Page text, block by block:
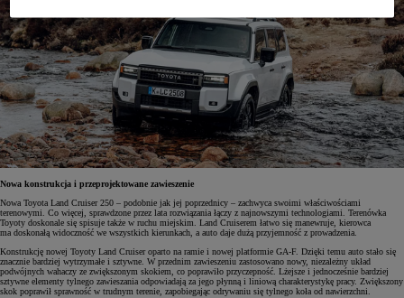
Nowa konstrukcja i przeprojektowane zawieszenie
Nowa Toyota Land Cruiser 250 – podobnie jak jej poprzednicy – zachwyca swoimi właściwościami
terenowymi. Co więcej, sprawdzone przez lata rozwiązania łączy z najnowszymi technologiami. Terenówka
Toyoty doskonale się spisuje także w ruchu miejskim. Land Cruiserem łatwo się manewruje, kierowca
ma doskonałą widoczność we wszystkich kierunkach, a auto daje dużą przyjemność z prowadzenia.
Konstrukcję nowej Toyoty Land Cruiser oparto na ramie i nowej platformie GA-F. Dzięki temu auto stało się
znacznie bardziej wytrzymałe i sztywne. W przednim zawieszeniu zastosowano nowy, niezależny układ
podwójnych wahaczy ze zwiększonym skokiem, co poprawiło przyczepność. Lżejsze i jednocześnie bardziej
sztywne elementy tylnego zawieszania odpowiadają za jego płynną i liniową charakterystykę pracy. Zwiększony
skok poprawił sprawność w trudnym terenie, zapobiegając odrywaniu się tylnego koła od nawierzchni.